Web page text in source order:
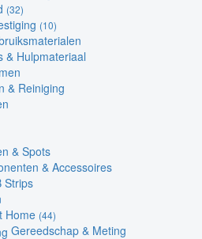
(32)
(10)
& Hulpmateriaal
& Reiniging
& Spots
& Accessoires
Strips
Home (44)
Gereedschap & Meting